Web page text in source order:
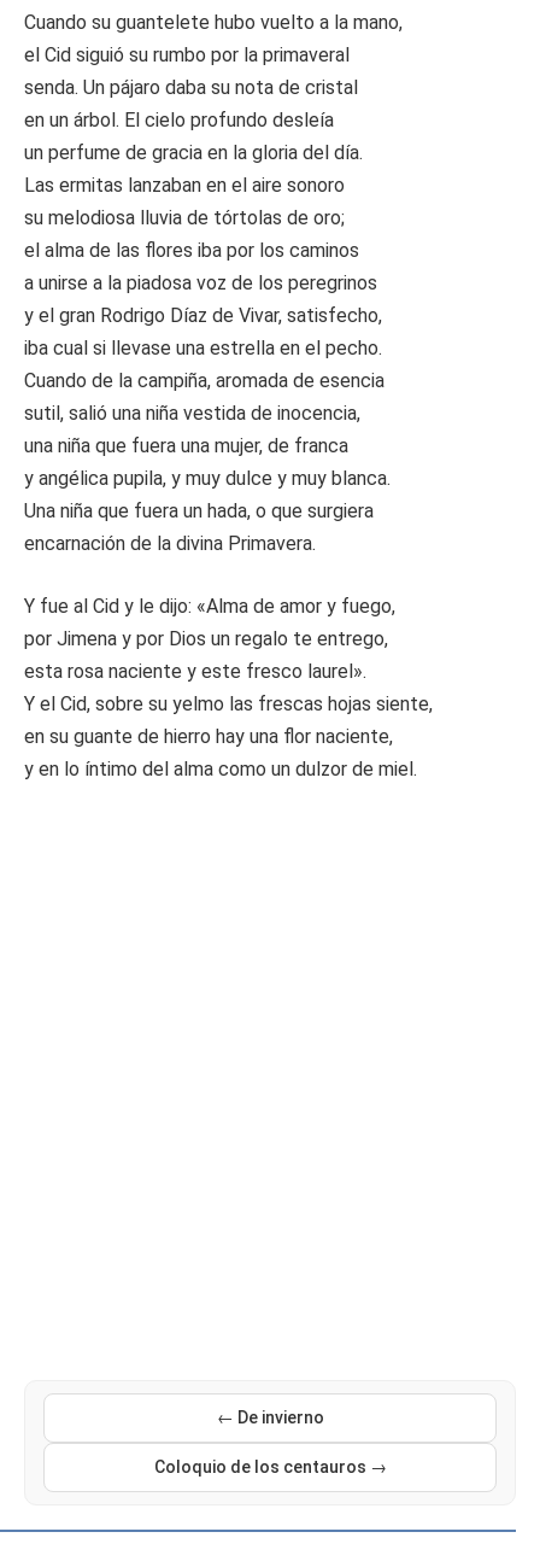
Cuando su guantelete hubo vuelto a la mano,
el Cid siguió su rumbo por la primaveral
senda. Un pájaro daba su nota de cristal
en un árbol. El cielo profundo desleía
un perfume de gracia en la gloria del día.
Las ermitas lanzaban en el aire sonoro
su melodiosa lluvia de tórtolas de oro;
el alma de las flores iba por los caminos
a unirse a la piadosa voz de los peregrinos
y el gran Rodrigo Díaz de Vivar, satisfecho,
iba cual si llevase una estrella en el pecho.
Cuando de la campiña, aromada de esencia
sutil, salió una niña vestida de inocencia,
una niña que fuera una mujer, de franca
y angélica pupila, y muy dulce y muy blanca.
Una niña que fuera un hada, o que surgiera
encarnación de la divina Primavera.
Y fue al Cid y le dijo: «Alma de amor y fuego,
por Jimena y por Dios un regalo te entrego,
esta rosa naciente y este fresco laurel».
Y el Cid, sobre su yelmo las frescas hojas siente,
en su guante de hierro hay una flor naciente,
y en lo íntimo del alma como un dulzor de miel.
← De invierno
Coloquio de los centauros →